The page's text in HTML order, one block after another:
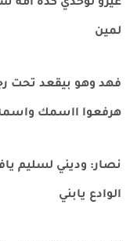
غيرو لوحدي كده
لمين
فهد وهو بيقعد تحت
هرفعوا ااسمك
نصار: وديني لسليم
الوادع يابني